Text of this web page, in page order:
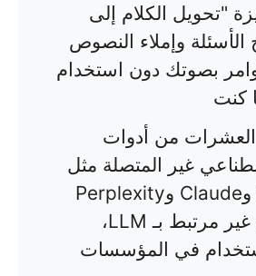
"تحويل الكلام إلى
وإملاء النصوص
بصوتك دون استخدام
كنت
من أدوات
غير المتصلة مثل
ChatGPT وClaude وPerplexity
بحل واحد، غير مرتبط بـ LLM،
في المؤسسات